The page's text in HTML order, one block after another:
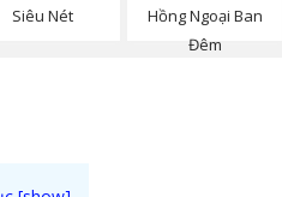
Siêu Nét
Hồng Ngoại Ban
Đêm